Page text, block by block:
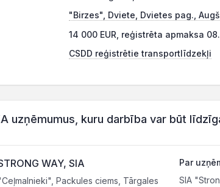
"Birzes", Dviete, Dvietes pag.,
14 000 EUR, reģistrēta apmaksa
CSDD reģistrētie transportlīdzekļi
uzņēmumus, kuru darbība var būt
WAY, SIA
Packules ciems, Tārgales
Par
SIA